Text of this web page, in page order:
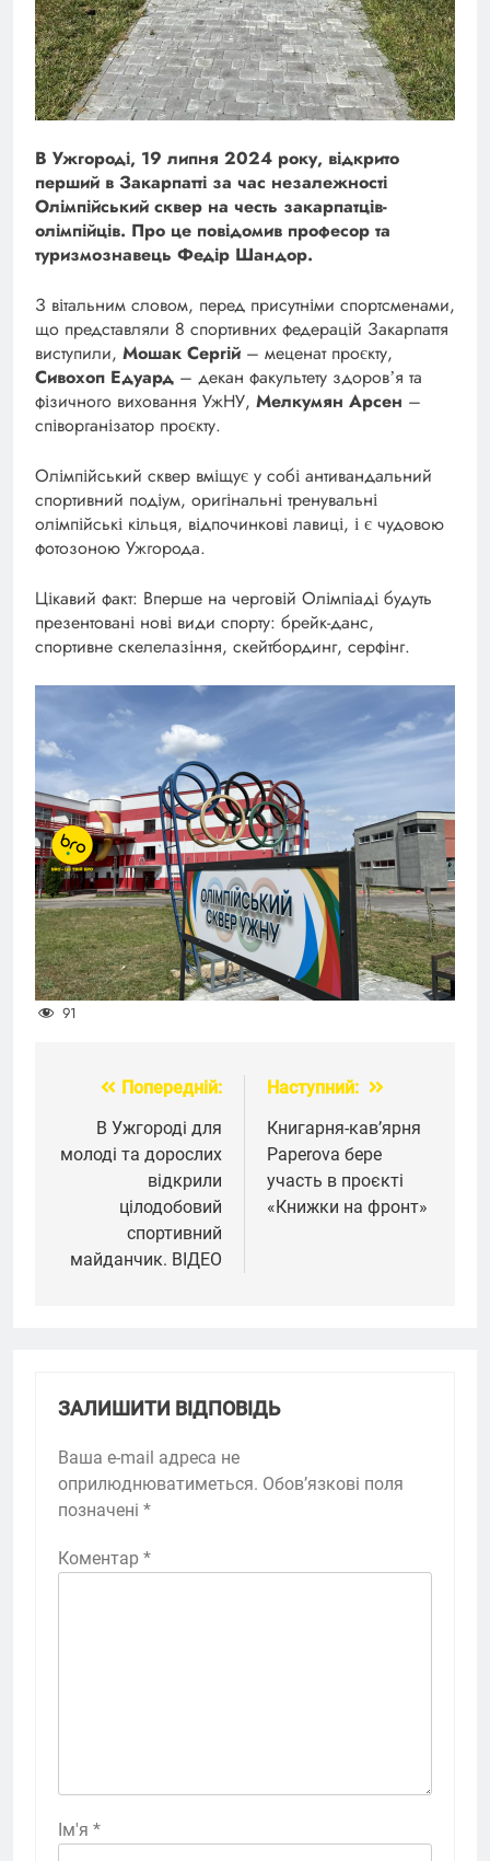
В Ужгороді, 19 липня 2024 року, відкрито
перший в Закарпатті за час незалежності
Олімпійський сквер на честь закарпатців-
олімпійців. Про це повідомив професор та
туризмознавець Федір Шандор.
З вітальним словом, перед присутніми спортсменами,
що представляли 8 спортивних федерацій Закарпаття
виступили, Мошак Сергій – меценат проєкту,
Сивохоп Едуард – декан факультету здоровʼя та
фізичного виховання УжНУ, Мелкумян Арсен –
співорганізатор проєкту.
Олімпійський сквер вміщує у собі антивандальний
спортивний подіум, оригінальні тренувальні
олімпійські кільця, відпочинкові лавиці, і є чудовою
фотозоною Ужгорода.
Цікавий факт: Вперше на черговій Олімпіаді будуть
презентовані нові види спорту: брейк-данс,
спортивне скелелазіння, скейтбординг, серфінг.
91
Навігація
записів
Попередній:
В Ужгороді для
молоді та дорослих
відкрили
цілодобовий
спортивний
майданчик. ВІДЕО
Наступний:
Книгарня-кав’ярня
Paperova бере
участь в проєкті
«Книжки на фронт»
ЗАЛИШИТИ ВІДПОВІДЬ
Ваша e-mail адреса не
оприлюднюватиметься. Обов’язкові поля
позначені *
Коментар *
Ім'я *